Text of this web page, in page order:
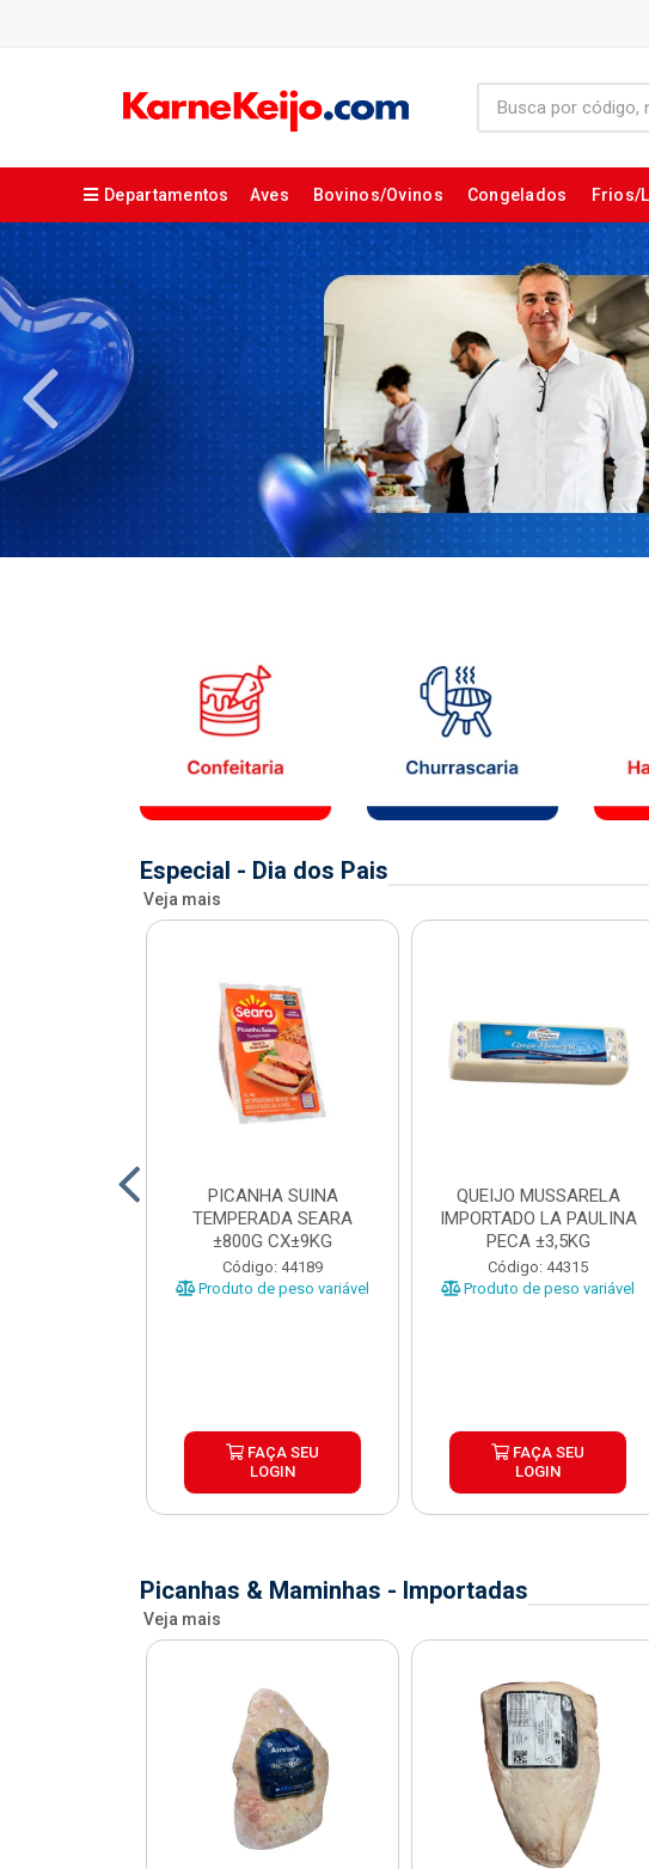
Departamentos Aves Bovinos/Ovinos Congelados Frios/
Especial - Dia dos Pais
Veja mais
PICANHA SUINA
TEMPERADA SEARA
±800G CX±9KG
Código: 44189
Produto de peso variável
FAÇA SEU
LOGIN
QUEIJO MUSSARELA
IMPORTADO LA PAULINA
PECA ±3,5KG
Código: 44315
Produto de peso variável
FAÇA SEU
LOGIN
Picanhas & Maminhas - Importadas
Veja mais